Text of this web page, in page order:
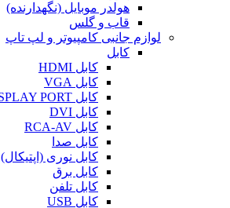
هولدر موبایل (نگهدارنده)
قاب و گلس
لوازم جانبی کامپیوتر و لپ تاپ
کابل
کابل HDMI
کابل VGA
کابل DISPLAY PORT
کابل DVI
کابل RCA-AV
کابل صدا
کابل نوری (اپتیکال)
کابل برق
کابل تلفن
کابل USB